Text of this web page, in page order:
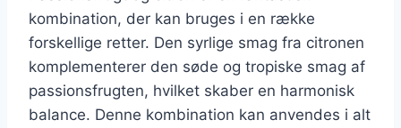
kombination, der kan bruges i en række
forskellige retter. Den syrlige smag fra citronen
komplementerer den søde og tropiske smag af
passionsfrugten, hvilket skaber en harmonisk
balance. Denne kombination kan anvendes i alt